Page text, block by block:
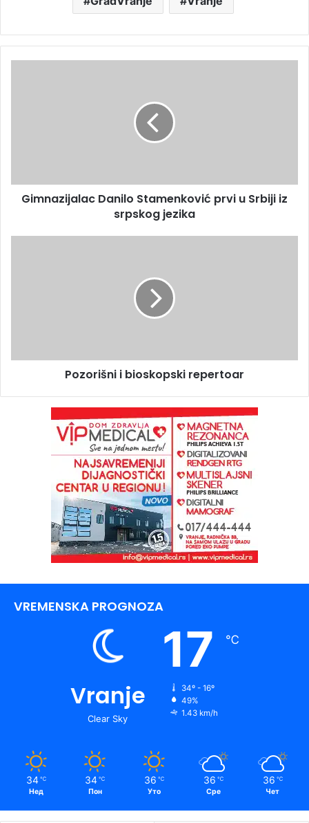
Gimnazijalac Danilo Stamenković prvi u Srbiji iz
srpskog jezika
Pozorišni i bioskopski repertoar
VREMENSKA PROGNOZA
Vranje
Clear Sky
17 ℃
34º - 16º
49%
1.43 km/h
34 ℃
Нед
34 ℃
Пон
36 ℃
Уто
36 ℃
Сре
36 ℃
Чет